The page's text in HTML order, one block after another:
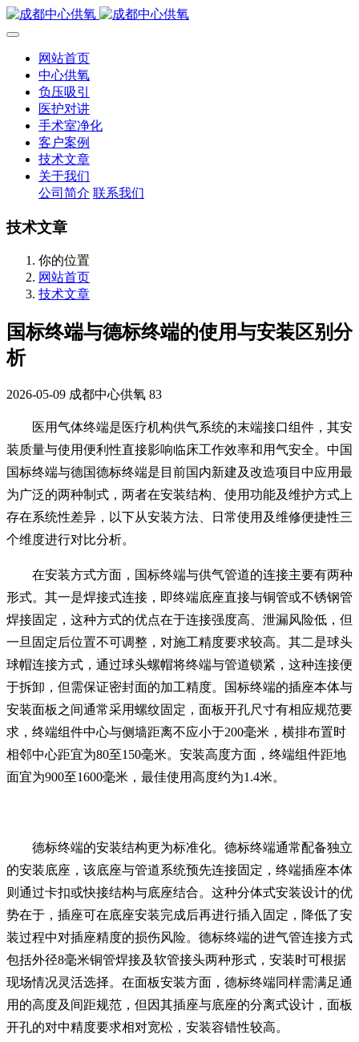
网站首页
中心供氧
负压吸引
医护对讲
手术室净化
客户案例
技术文章
关于我们
公司简介 联系我们
技术文章
你的位置
网站首页
技术文章
国标终端与德标终端的使用与安装区别分
析
2026-05-09 成都中心供氧 83
医用气体终端是医疗机构供气系统的末端接口组件，其安
装质量与使用便利性直接影响临床工作效率和用气安全。中国
国标终端与德国德标终端是目前国内新建及改造项目中应用最
为广泛的两种制式，两者在安装结构、使用功能及维护方式上
存在系统性差异，以下从安装方法、日常使用及维修便捷性三
个维度进行对比分析。
在安装方式方面，国标终端与供气管道的连接主要有两种
形式。其一是焊接式连接，即终端底座直接与铜管或不锈钢管
焊接固定，这种方式的优点在于连接强度高、泄漏风险低，但
一旦固定后位置不可调整，对施工精度要求较高。其二是球头
球帽连接方式，通过球头螺帽将终端与管道锁紧，这种连接便
于拆卸，但需保证密封面的加工精度。国标终端的插座本体与
安装面板之间通常采用螺纹固定，面板开孔尺寸有相应规范要
求，终端组件中心与侧墙距离不应小于200毫米，横排布置时
相邻中心距宜为80至150毫米。安装高度方面，终端组件距地
面宜为900至1600毫米，最佳使用高度约为1.4米。
德标终端的安装结构更为标准化。德标终端通常配备独立
的安装底座，该底座与管道系统预先连接固定，终端插座本体
则通过卡扣或快接结构与底座结合。这种分体式安装设计的优
势在于，插座可在底座安装完成后再进行插入固定，降低了安
装过程中对插座精度的损伤风险。德标终端的进气管连接方式
包括外径8毫米铜管焊接及软管接头两种形式，安装时可根据
现场情况灵活选择。在面板安装方面，德标终端同样需满足通
用的高度及间距规范，但因其插座与底座的分离式设计，面板
开孔的对中精度要求相对宽松，安装容错性较高。